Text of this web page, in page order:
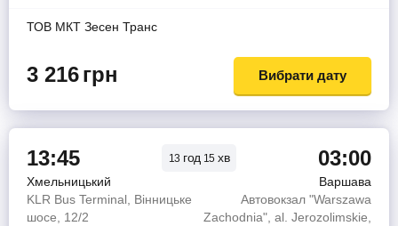
ТОВ МКТ Зесен Транс
3 216грн Вибрати дату
13:45 13 год 15 хв 03:00
Хмельницький
Варшава
KLR Bus Terminal, Вінницьке
шосе, 12/2
Автовокзал "Warszawa
Zachodnia", al. Jerozolimskie,